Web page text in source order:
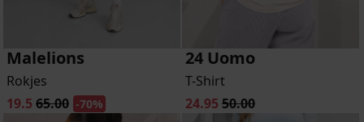
Malelions
Rokjes
19.5 65.00 -70%
24 Uomo
T-Shirt
24.95 50.00